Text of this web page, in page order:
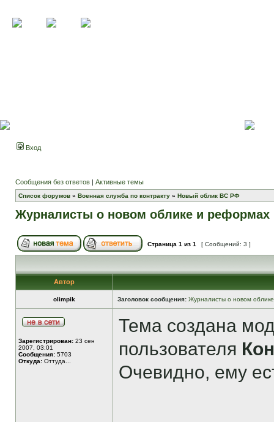
Вход
Сообщения без ответов | Активные темы
Список форумов » Военная служба по контракту » Новый облик ВС РФ
Журналисты о новом облике и реформах
Страница 1 из 1 [ Сообщений: 3 ]
Автор
olimpik Заголовок сообщения: Журналисты о новом
Зарегистрирован: 23 сен
2007, 03:01
Сообщения: 5703
Откуда: Оттуда...
Тема создана
пользователя
Очевидно, ему